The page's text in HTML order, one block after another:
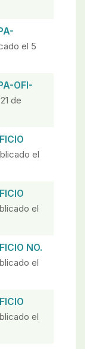
el 5
OFI-
de
el
el
NO.
el
el